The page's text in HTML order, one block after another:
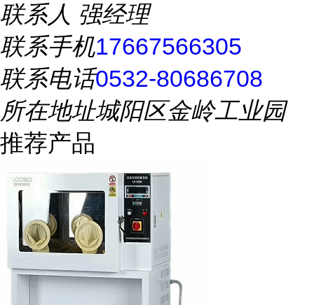
联系人 强经理
联系手机17667566305
联系电话0532-80686708
所在地址城阳区金岭工业园
推荐产品